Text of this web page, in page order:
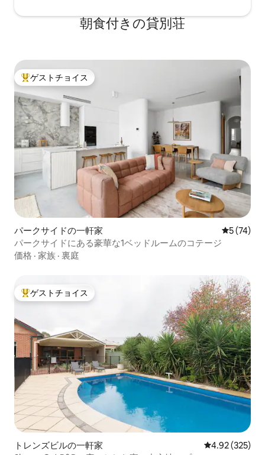
自転車道もあります。 少し冒険が好きな
方は、北に向かって乗り、ヘンリービー
トランやショッピングでも有名です。 グ
レネルグの路面電車でアデレードCBDに
直接行けます。 また、グレネルグから多
くの日帰り旅行を手配することもできま
す。
朝食付きの貸別荘
大好評のゲストチョイスです。
ゲストチョイス
パークサイドの一軒家 レビュー
5 (74)
パークサイドにある豪華な1ベッドルームのコテージ
価格 · 家族 · 裏庭
大好評のゲストチョイスです。
ゲストチョイス
トレンズビルの一軒家 レビュー325
4.92 (325)